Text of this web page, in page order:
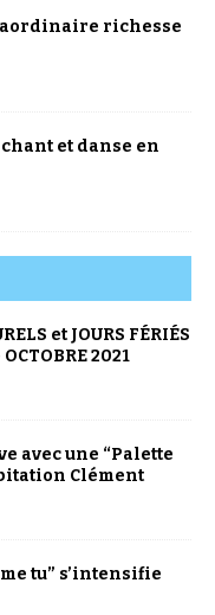
richesse
et danse en
et JOURS FÉRIÉS
2021
avec une “Palette
Clément
tu” s’intensifie